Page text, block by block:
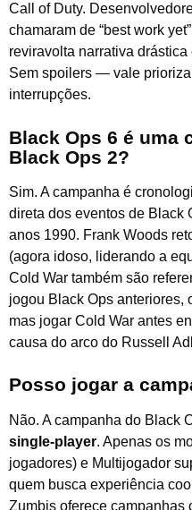
Call of Duty.
chamaram de “best work
reviravolta narrativa
Sem spoilers — vale
interrupções.
Black Ops 6 é uma
Black Ops 2?
Sim. A campanha é
direta dos eventos de Black
anos 1990. Frank Woods
(agora idoso, liderando a
Cold War também são
jogou Black Ops anteriores,
mas jogar Cold War antes
causa do arco do Russell
Posso jogar a
Não. A campanha do Black
single-player. Apenas os
jogadores) e Multijogador
quem busca experiência
Zumbis oferece campanhas